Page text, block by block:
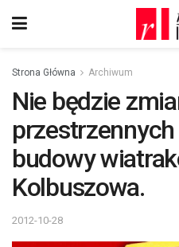
Strona Główna Archiwum
Nie będzie
budowy
Kolbuszowa.
2012-10-28